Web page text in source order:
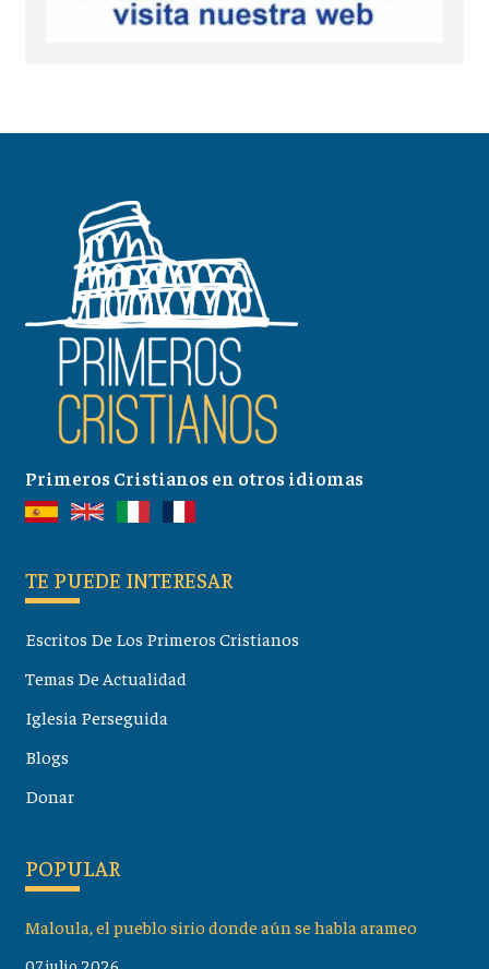
Primeros Cristianos en otros idiomas
TE PUEDE INTERESAR
Escritos De Los Primeros Cristianos
Temas De Actualidad
Iglesia Perseguida
Blogs
Donar
POPULAR
Maloula, el pueblo sirio donde aún se habla arameo